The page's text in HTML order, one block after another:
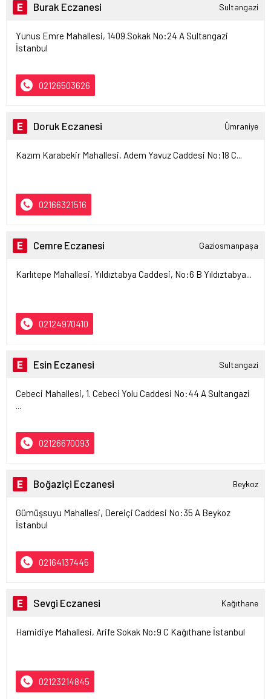
Burak Eczanesi Sultangazi
Yunus Emre Mahallesi, 1409.Sokak No:24 A Sultangazi
İstanbul
02126503626
Doruk Eczanesi Ümraniye
Kazım Karabekir Mahallesi, Adem Yavuz Caddesi No:18 C...
02166321516
Cemre Eczanesi Gaziosmanpaşa
Karlıtepe Mahallesi, Yıldıztabya Caddesi, No:6 B Yıldıztabya...
02124970410
Esin Eczanesi Sultangazi
Cebeci Mahallesi, 1. Cebeci Yolu Caddesi No:44 A Sultangazi
...
02126670093
Boğaziçi Eczanesi Beykoz
Gümüşsuyu Mahallesi, Dereiçi Caddesi No:35 A Beykoz
İstanbul
02164137445
Sevgi Eczanesi Kağıthane
Hamidiye Mahallesi, Arife Sokak No:9 C Kağıthane İstanbul
02123214845